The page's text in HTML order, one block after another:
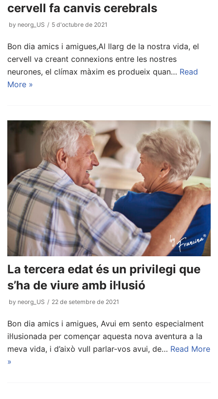
cervell fa canvis cerebrals
by neorg_US 5 d'octubre de 2021
Bon dia amics i amigues,Al llarg de la nostra vida, el
cervell va creant connexions entre les nostres
neurones, el clímax màxim es produeix quan… Read
More »
La tercera edat és un privilegi que
s’ha de viure amb il·lusió
by neorg_US 22 de setembre de 2021
Bon dia amics i amigues, Avui em sento especialment
il·lusionada per començar aquesta nova aventura a la
meva vida, i d’això vull parlar-vos avui, de… Read More
»